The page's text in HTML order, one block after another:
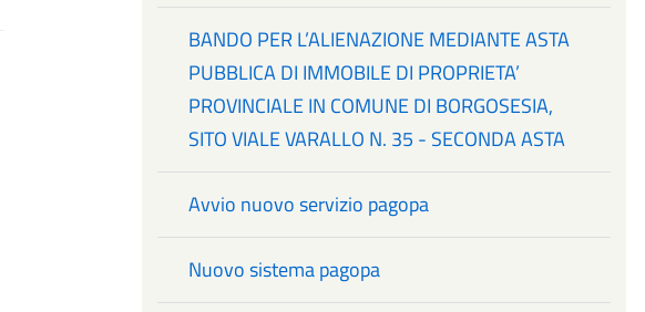
BANDO PER L’ALIENAZIONE MEDIANTE ASTA
PUBBLICA DI IMMOBILE DI PROPRIETA’
PROVINCIALE IN COMUNE DI BORGOSESIA,
SITO VIALE VARALLO N. 35 - SECONDA ASTA
Avvio nuovo servizio pagopa
Nuovo sistema pagopa